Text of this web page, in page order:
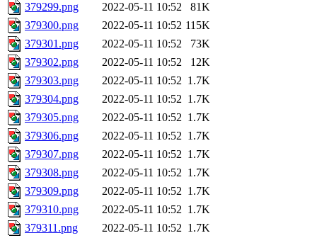
379299.png
2022-05-11 10:52
81K
379300.png
2022-05-11 10:52 115K
379301.png
2022-05-11 10:52
73K
379302.png
2022-05-11 10:52
12K
379303.png
2022-05-11 10:52 1.7K
379304.png
2022-05-11 10:52 1.7K
379305.png
2022-05-11 10:52 1.7K
379306.png
2022-05-11 10:52 1.7K
379307.png
2022-05-11 10:52 1.7K
379308.png
2022-05-11 10:52 1.7K
379309.png
2022-05-11 10:52 1.7K
379310.png
2022-05-11 10:52 1.7K
379311.png
2022-05-11 10:52 1.7K